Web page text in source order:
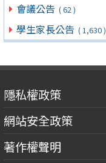
會議公告 ( 62 )
學生家長公告 ( 1,630 )
隱私權政策
網站安全政策
著作權聲明